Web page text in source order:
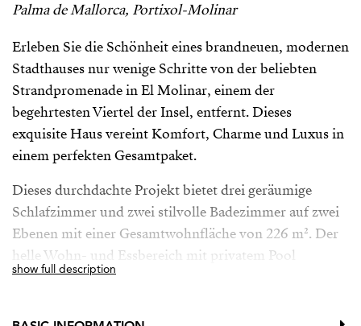
Palma de Mallorca, Portixol-Molinar
Erleben Sie die Schönheit eines brandneuen, modernen
Stadthauses nur wenige Schritte von der beliebten
Strandpromenade in El Molinar, einem der
begehrtesten Viertel der Insel, entfernt. Dieses
exquisite Haus vereint Komfort, Charme und Luxus in
einem perfekten Gesamtpaket.
Dieses durchdachte Projekt bietet drei geräumige
Schlafzimmer und zwei stilvolle Badezimmer auf zwei
Ebenen mit einer Gesamtwohnfläche von 226 m². Der
helle Wohn- und Essbereich mit privatem Pool
befindet sich im Erdgeschoss, während die ruhigen
Hauptschlafzimmer verfügt über ein eigenes Bad und
show full description